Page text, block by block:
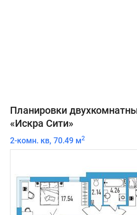
Планировки
«Искра Сити»
2-комн. кв, 70.49 м2